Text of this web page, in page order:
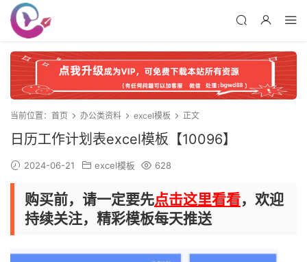
当前位置： 首页 办公类资料 excel模板 正文
日历工作计划表excel模板【10096】
2024-06-21 excel模板 628
购买前，请一定要先点击这里看看，欢迎
持续关注，精彩模板每天推送